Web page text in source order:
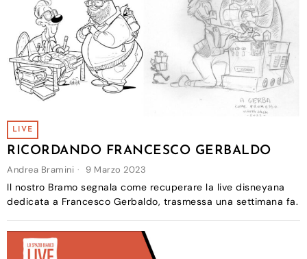
LIVE
RICORDANDO FRANCESCO GERBALDO
Andrea Bramini 9 Marzo 2023
Il nostro Bramo segnala come recuperare la live disneyana
dedicata a Francesco Gerbaldo, trasmessa una settimana fa.